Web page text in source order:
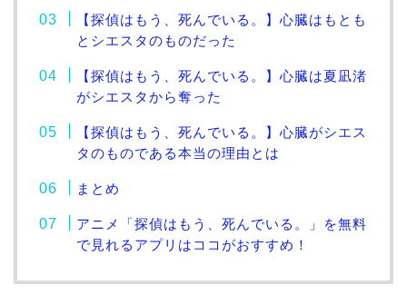
【探偵はもう、死んでいる。】心臓はもとも
とシエスタのものだった
【探偵はもう、死んでいる。】心臓は夏凪渚
がシエスタから奪った
【探偵はもう、死んでいる。】心臓がシエス
タのものである本当の理由とは
まとめ
アニメ「探偵はもう、死んでいる。」を無料
で見れるアプリはココがおすすめ！